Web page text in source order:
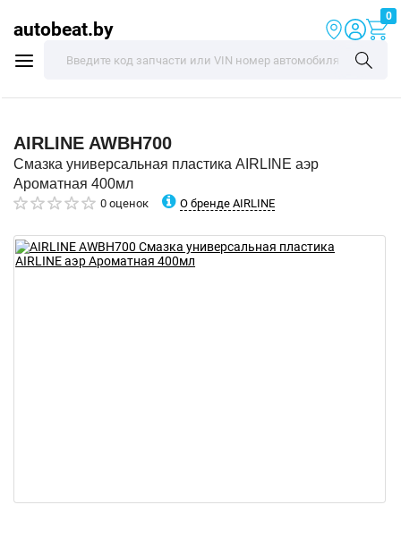
autobeat.by
0
AIRLINE AWBH700
Смазка универсальная пластика AIRLINE аэр
Ароматная 400мл
0 оценок О бренде AIRLINE